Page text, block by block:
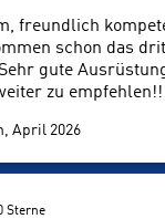
freundlich
schon das
gute
zu empfehlen!!
April 2026
Sterne